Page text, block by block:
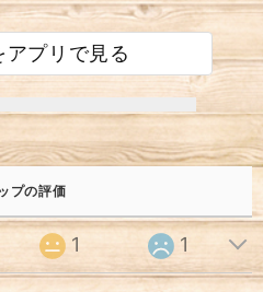
アプリで見る
プの評価
1 1